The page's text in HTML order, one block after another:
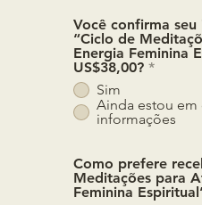
Você confirma
“Ciclo de
Energia Feminina
US$38,00? *
Sim
Ainda estou em
informações
Como prefere
Meditações para
Feminina